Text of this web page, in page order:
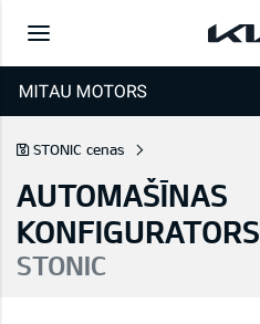
STONIC cenas
AUTOMAŠĪNAS
KONFIGURATORS
STONIC